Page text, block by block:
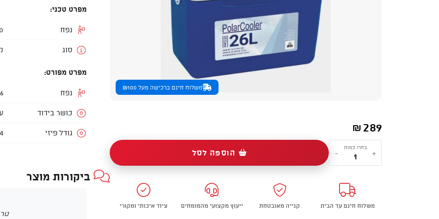
משלוח חינם ברכישה מעל ₪100
₪ 289
+
כמות
של
קשיחה
POLAR
COOLER
בחרו כמות
- הוספה לסל
משלוח חינם עד הבית קנייה מאובטחת ייעוץ מקצועי מהמומחים ציוד איכותי ומקורי
מפרט טכני:
נפח 20
סוג
מפרט מפורט:
נפח 26
כושר בידוד
גודל פיזי
ביקורות מוצר